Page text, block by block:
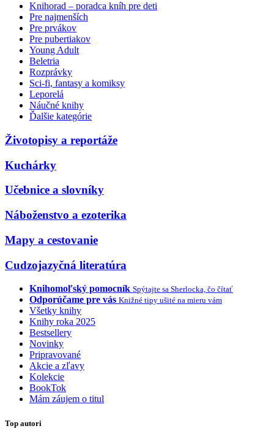
Knihorad – poradca kníh pre deti
Pre najmenších
Pre prvákov
Pre pubertiakov
Young Adult
Beletria
Rozprávky
Sci-fi, fantasy a komiksy
Leporelá
Náučné knihy
Ďalšie kategórie
Životopisy a reportáže
Kuchárky
Učebnice a slovníky
Náboženstvo a ezoterika
Mapy a cestovanie
Cudzojazyčná literatúra
Knihomoľský pomocník Spýtajte sa Sherlocka, čo čítať
Odporúčame pre vás Knižné tipy ušité na mieru vám
Všetky knihy
Knihy roka 2025
Bestsellery
Novinky
Pripravované
Akcie a zľavy
Kolekcie
BookTok
Mám záujem o titul
Top autori